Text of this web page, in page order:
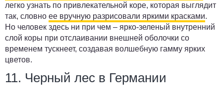
легко узнать по привлекательной коре, которая выглядит
так, словно ее вручную разрисовали яркими красками.
Но человек здесь ни при чем – ярко-зеленый внутренний
слой коры при отслаивании внешней оболочки со
временем тускнеет, создавая волшебную гамму ярких
цветов.
11. Черный лес в Германии